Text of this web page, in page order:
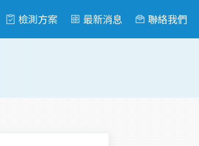
檢測方案 最新消息 聯絡我們